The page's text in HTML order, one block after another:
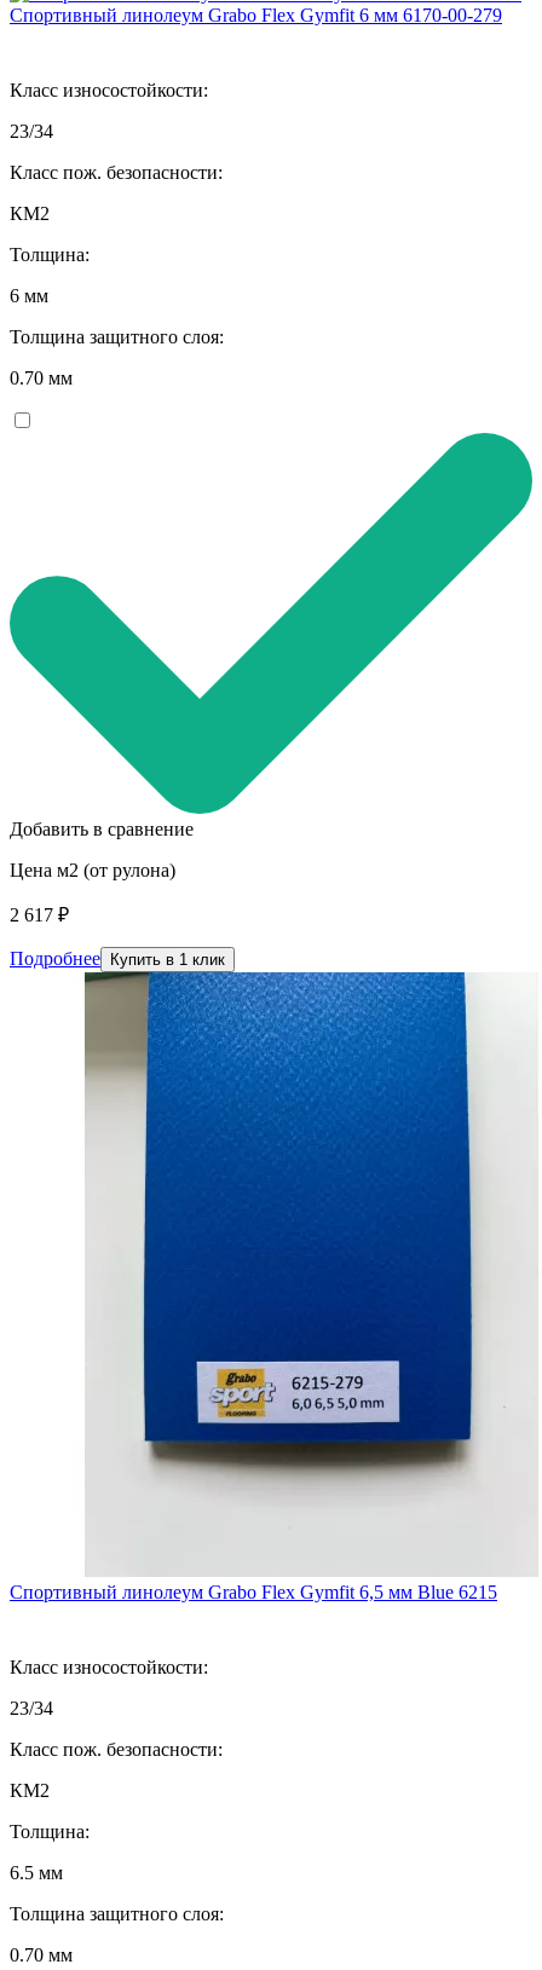
Спортивный линолеум Grabo Flex Gymfit 6 мм 6170-00-279
Класс износостойкости:
23/34
Класс пож. безопасности:
КМ2
Толщина:
6 мм
Толщина защитного слоя:
0.70 мм
Добавить в сравнение
Цена м2 (от рулона)
2 617 ₽
Подробнее Купить в 1 клик
Спортивный линолеум Grabo Flex Gymfit 6,5 мм Blue 6215
Класс износостойкости:
23/34
Класс пож. безопасности:
КМ2
Толщина:
6.5 мм
Толщина защитного слоя:
0.70 мм